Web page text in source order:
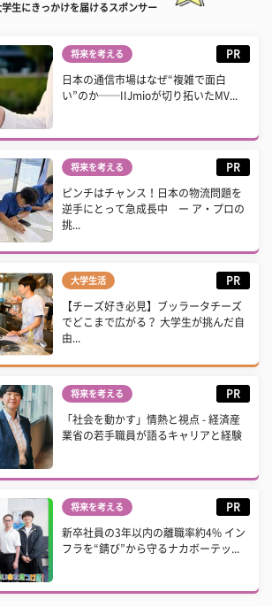
学生にきっかけを届けるスポンサー
将来を考える PR
日本の通信市場はなぜ“複雑で面白
い”のか──IIJmioが切り拓いたMV...
将来を考える PR
ピンチはチャンス！日本の物流問題を
逆手にとって急成長中 ー ア・プロの
挑...
大学生活 PR
【チーズ好き必見】ブッラータチーズ
でどこまで広がる？ 大学生が挑んだ自
由...
将来を考える PR
「社会を動かす」情熱と視点 - 経済産
業省の若手職員が語るキャリアと経験
将来を考える PR
新卒社員の3年以内の離職率約4% イン
フラを“錆び”から守るナカボーテッ...